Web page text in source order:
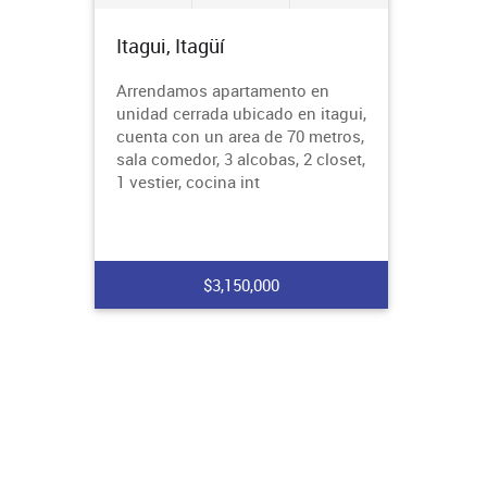
Itagui, Itagüí
Arrendamos apartamento en
unidad cerrada ubicado en itagui,
cuenta con un area de 70 metros,
sala comedor, 3 alcobas, 2 closet,
1 vestier, cocina int
$3,150,000